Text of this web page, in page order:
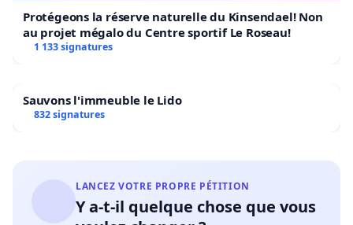
Protégeons la réserve naturelle du Kinsendael! Non
au projet mégalo du Centre sportif Le Roseau!
1 133 signatures
Sauvons l'immeuble le Lido
832 signatures
LANCEZ VOTRE PROPRE PÉTITION
Y a-t-il quelque chose que vous